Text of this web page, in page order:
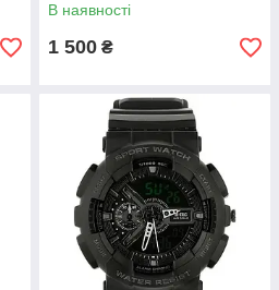
В наявності
1 500 ₴